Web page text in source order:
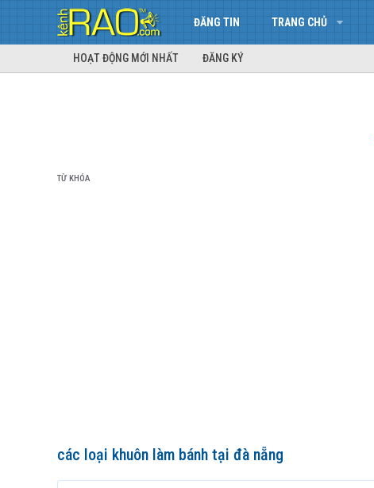
ĐĂNG TIN TRANG CHỦ
HOẠT ĐỘNG MỚI NHẤT ĐĂNG KÝ
TỪ KHÓA
các loại khuôn làm bánh tại đà nẵng